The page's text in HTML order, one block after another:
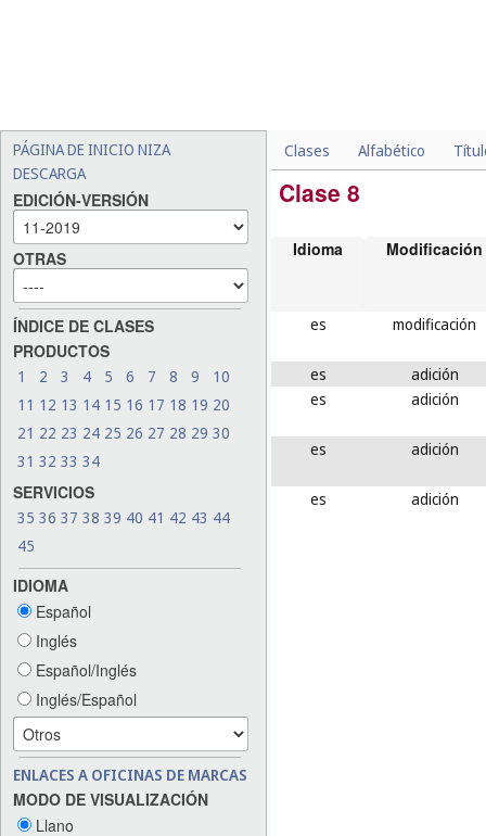
PÁGINA DE INICIO NIZA
DESCARGA
EDICIÓN-VERSIÓN
OTRAS
ÍNDICE DE CLASES
PRODUCTOS
1 2 3 4 5 6 7 8 9
10
11 12 13 14 15 16 17 18 19 20
21 22 23 24 25 26 27 28 29 30
31 32 33 34
SERVICIOS
35 36 37 38 39 40 41 42 43 44
45
IDIOMA
Español
Inglés
Español/Inglés
Inglés/Español
ENLACES A OFICINAS DE MARCAS
MODO DE VISUALIZACIÓN
Llano
Clases Alfabético
Clase 8
Idioma Modificación
es modificación
es
adición
es
adición
es adición
es adición